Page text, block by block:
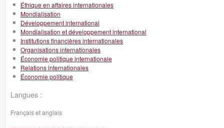
Éthique en affaires internationales
Mondialisation
Développement international
Mondialisation et développement international
Institutions financières internationales
Organisations internationales
Économie politique internationale
Relations internationales
Économie politique
Langues :
Français et anglais